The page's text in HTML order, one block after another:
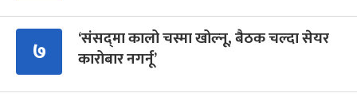
७
‘संसद्‍मा कालो चस्मा खोल्नू, बैठक चल्दा सेयर
कारोबार नगर्नू’